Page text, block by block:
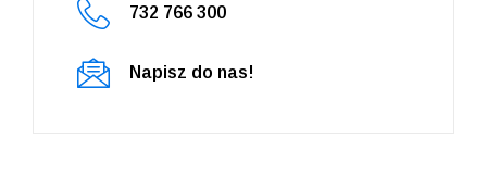
732 766 300
Napisz do nas!